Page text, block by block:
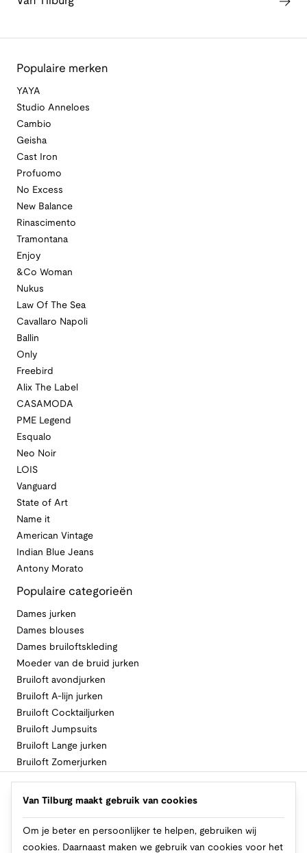
Populaire merken
YAYA
Studio Anneloes
Cambio
Geisha
Cast Iron
Profuomo
No Excess
New Balance
Rinascimento
Tramontana
Enjoy
&Co Woman
Nukus
Law Of The Sea
Cavallaro Napoli
Ballin
Only
Freebird
Alix The Label
CASAMODA
PME Legend
Esqualo
Neo Noir
LOIS
Vanguard
State of Art
Name it
American Vintage
Indian Blue Jeans
Antony Morato
Populaire categorieën
Dames jurken
Dames blouses
Dames bruiloftskleding
Moeder van de bruid jurken
Bruiloft avondjurken
Bruiloft A-lijn jurken
Bruiloft Cocktailjurken
Bruiloft Jumpsuits
Bruiloft Lange jurken
Bruiloft Zomerjurken
Volg Van Tilburg
Van Tilburg maakt gebruik van cookies
Om je beter en persoonlijker te helpen, gebruiken wij
cookies. Daarnaast maken we gebruik van cookies voor het